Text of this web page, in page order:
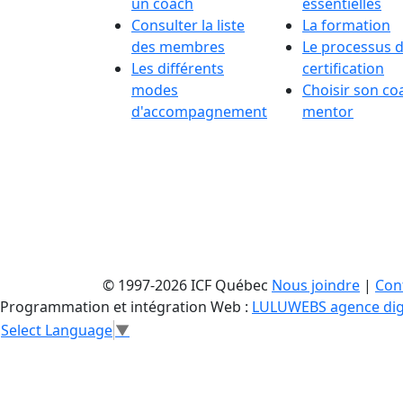
Consulter la liste
des membres
Les différents
modes
d'accompagnement
La formation
Le processus
certification
Choisir son
mentor
© 1997-2026 ICF Québec Nous joindre |
Programmation et intégration Web : LULUWEBS agence
Select Language▼